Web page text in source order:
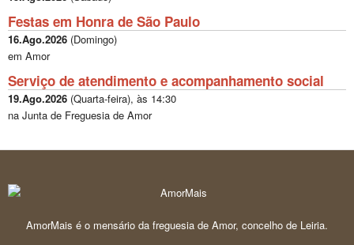
Festas em Honra de São Paulo
16.Ago.2026 (Domingo)
em Amor
Serviço de atendimento e acompanhamento social
19.Ago.2026 (Quarta-feira), às 14:30
na Junta de Freguesia de Amor
AmorMais é o mensário da freguesia de Amor, concelho de Leiria.